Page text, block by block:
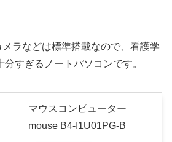
ラなどは標準搭載なので、看護学
すぎるノートパソコンです。
マウスコンピューター
mouse B4-I1U01PG-B